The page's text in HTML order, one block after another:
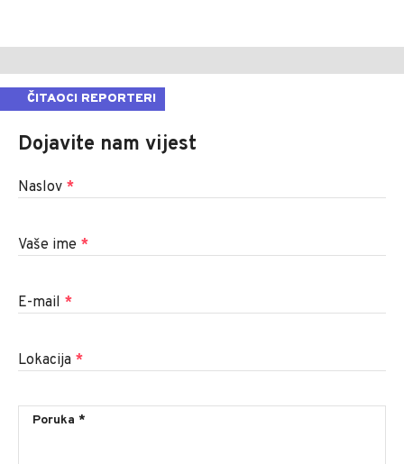
ČITAOCI REPORTERI
Dojavite nam vijest
Naslov *
Vaše ime *
E-mail *
Lokacija *